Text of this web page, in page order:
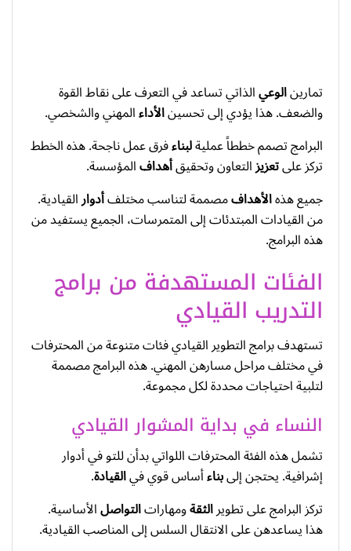
تمارينالوعيالذاتي تساعد في التعرف على نقاط القوة
والضعف. هذا يؤدي إلى تحسينالأداءالمهني والشخصي.
البرامج تصمم خططاً عمليةلبناءفرق عمل ناجحة. هذه الخطط
تركز علىتعزيزالتعاون وتحقيقأهدافالمؤسسة.
جميع هذهالأهدافمصممة لتناسب مختلفأدوارالقيادية.
من القيادات المبتدئات إلى المتمرسات، الجميع يستفيد من
هذه البرامج.
الفئات المستهدفة من برامج
التدريب القيادي
تستهدف برامج التطوير القيادي فئات متنوعة من المحترفات
في مختلف مراحل مسارهن المهني. هذه البرامج مصممة
لتلبية احتياجات محددة لكل مجموعة.
النساء في بداية المشوار القيادي
تشمل هذه الفئة المحترفات اللواتي بدأن للتو في أدوار
إشرافية. يحتجن إلىبناءأساس قوي فيالقيادة.
تركز البرامج على تطويرالثقةومهاراتالتواصلالأساسية.
هذا يساعدهن على الانتقال السلس إلى المناصب القيادية.